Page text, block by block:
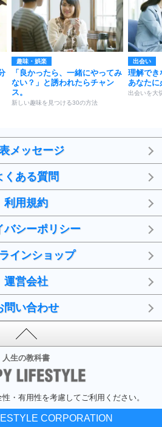
趣味・娯楽
「良かったら、一緒にやってみ
ない？」と誘われたらチャン
ス。
新しい趣味を見つける30の方法
出会い
理解でき
あなたに
出会いを大
メッセージ
くある質問
利用規約
バシーポリシー
インショップ
運営会社
問い合わせ
人生の教科書
・有用性を考慮してご利用ください。
CORPORATION